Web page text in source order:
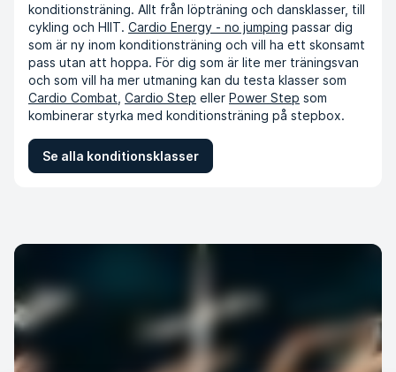
konditionsträning. Allt från löpträning och dansklasser, till
cykling och HIIT. Cardio Energy - no jumping passar dig
som är ny inom konditionsträning och vill ha ett skonsamt
pass utan att hoppa. För dig som är lite mer träningsvan
och som vill ha mer utmaning kan du testa klasser som
Cardio Combat Cardio Step eller Power Step som
kombinerar styrka med konditionsträning på stepbox.
Se alla konditionsklasser